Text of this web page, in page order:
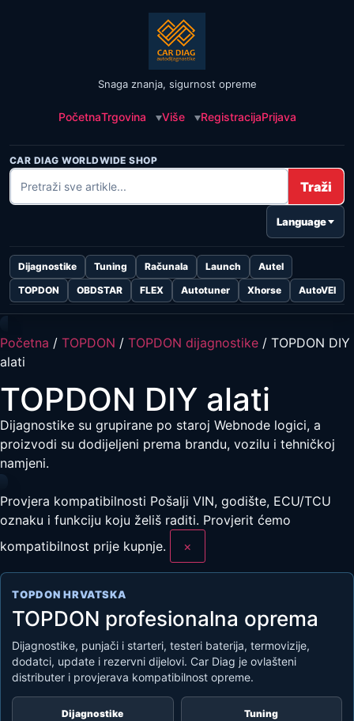
Snaga znanja, sigurnost opreme
PočetnaTrgovina Više RegistracijaPrijava
CAR DIAG WORLDWIDE SHOP
Traži
Language
Dijagnostike Tuning Računala Launch
Autel
TOPDON
OBDSTAR FLEX Autotuner Xhorse AutoVEI
Početna / TOPDON / TOPDON dijagnostike / TOPDON DIY
alati
TOPDON DIY alati
Dijagnostike su grupirane po staroj Webnode logici, a
proizvodi su dodijeljeni prema brandu, vozilu i tehničkoj
namjeni.
Provjera kompatibilnosti Pošalji VIN, godište, ECU/TCU
oznaku i funkciju koju želiš raditi. Provjerit ćemo
kompatibilnost prije kupnje.
×
TOPDON HRVATSKA
TOPDON profesionalna oprema
Dijagnostike, punjači i starteri, testeri baterija, termovizije,
dodatci, update i rezervni dijelovi. Car Diag je ovlašteni
distributer i provjerava kompatibilnost opreme.
Dijagnostike Tuning